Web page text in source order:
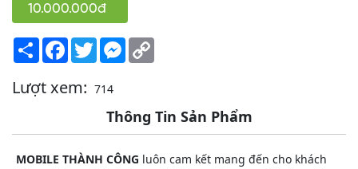
10.000.000đ
Share Facebook
TwitterMessenger
Lượt xem: 714
Thông Tin Sản Phẩm
MOBILE THÀNH CÔNG luôn cam kết mang đến cho khách